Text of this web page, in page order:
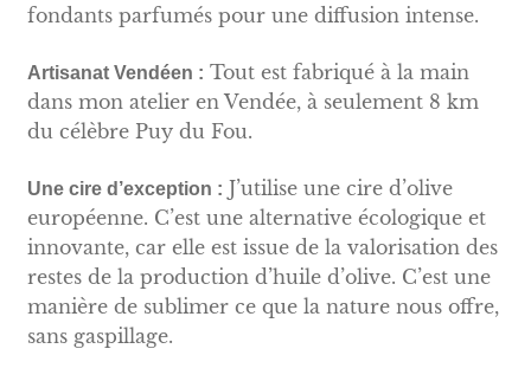
fondants parfumés pour une diffusion intense.
Artisanat Vendéen : Tout est fabriqué à la main
dans mon atelier en Vendée, à seulement 8 km
du célèbre Puy du Fou.
Une cire d’exception : J’utilise une cire d’olive
européenne. C’est une alternative écologique et
innovante, car elle est issue de la valorisation des
restes de la production d’huile d’olive. C’est une
manière de sublimer ce que la nature nous offre,
sans gaspillage.